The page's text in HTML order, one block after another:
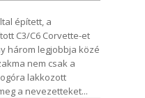
épített, a
C3/C6 Corvette-et
három legjobbja közé
nem csak a
lakkozott
a nevezetteket...